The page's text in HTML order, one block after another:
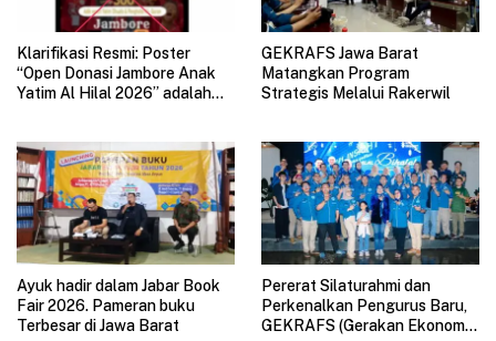
Klarifikasi Resmi: Poster
“Open Donasi Jambore Anak
Yatim Al Hilal 2026” adalah
GEKRAFS Jawa Barat
Matangkan Program
Strategis Melalui Rakerwil
Ayuk hadir dalam Jabar Book
Fair 2026. Pameran buku
Terbesar di Jawa Barat
Pererat Silaturahmi dan
Perkenalkan Pengurus Baru,
GEKRAFS (Gerakan Ekonomi